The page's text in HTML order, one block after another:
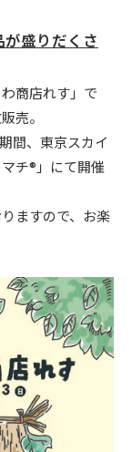
JPEN
が盛りだくさ
商店れす」で
売。
間、東京スカイ
チ®」にて開催
ますので、お楽